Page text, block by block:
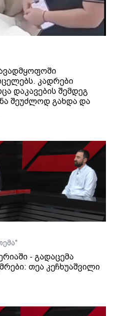
კადრები
დაკავების შემდეგ
შეუძლოდ გახდა და
- გადაცემა
თეა კეჩხუაშვილი